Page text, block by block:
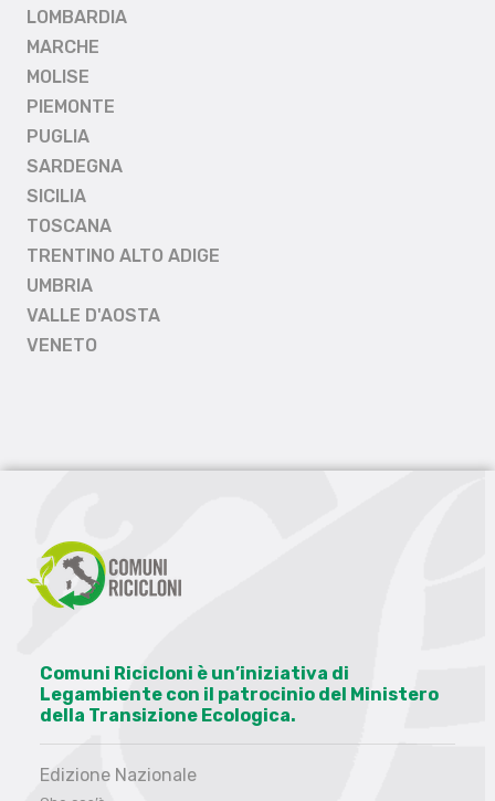
LOMBARDIA
MARCHE
MOLISE
PIEMONTE
PUGLIA
SARDEGNA
SICILIA
TOSCANA
TRENTINO ALTO ADIGE
UMBRIA
VALLE D'AOSTA
VENETO
Comuni Ricicloni è un’iniziativa di
Legambiente con il patrocinio del Ministero
della Transizione Ecologica.
Edizione Nazionale